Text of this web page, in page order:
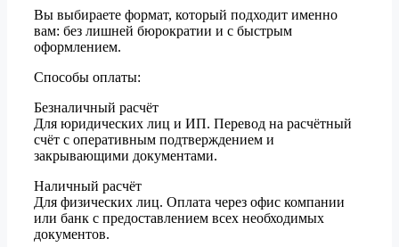
Вы выбираете формат, который подходит именно
вам: без лишней бюрократии и с быстрым
оформлением.
Способы оплаты:
Безналичный расчёт
Для юридических лиц и ИП. Перевод на расчётный
счёт с оперативным подтверждением и
закрывающими документами.
Наличный расчёт
Для физических лиц. Оплата через офис компании
или банк с предоставлением всех необходимых
документов.